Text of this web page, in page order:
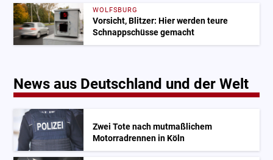
WOLFSBURG
Vorsicht, Blitzer: Hier werden teure
Schnappschüsse gemacht
News aus Deutschland und der Welt
Zwei Tote nach mutmaßlichem
Motorradrennen in Köln